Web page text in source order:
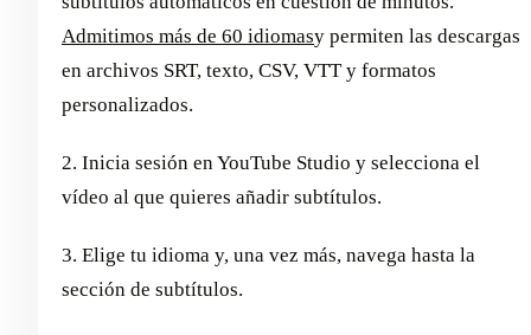
Admitimos más de 60 idiomasy permiten las descargas
en archivos SRT, texto, CSV, VTT y formatos
personalizados.
2. Inicia sesión en YouTube Studio y selecciona el
vídeo al que quieres añadir subtítulos.
3. Elige tu idioma y, una vez más, navega hasta la
sección de subtítulos.